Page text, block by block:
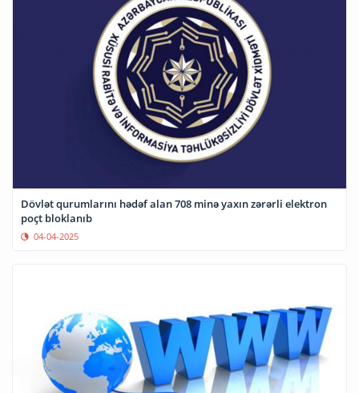
Dövlət qurumlarını hədəf alan 708 minə yaxın zərərli elektron
poçt bloklanıb
04-04-2025